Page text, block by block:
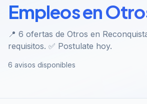
Empleos en
📍 6 ofertas de Otros en
requisitos. ✅ Postulate hoy.
6 avisos disponibles